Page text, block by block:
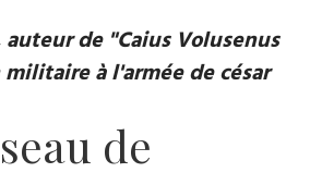
de "Caius Volusenus
à l'armée de césar
de